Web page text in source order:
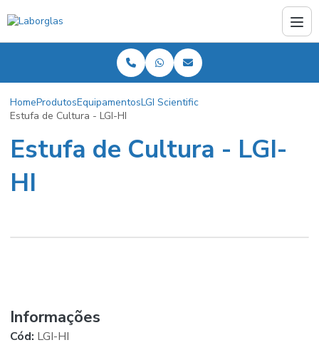
HomeProdutosEquipamentosLGI Scientific
Estufa de Cultura - LGI-HI
Estufa de Cultura - LGI-
HI
Informações
Cód: LGI-HI